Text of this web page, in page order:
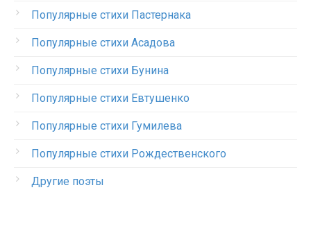
Популярные стихи Пастернака
Популярные стихи Асадова
Популярные стихи Бунина
Популярные стихи Евтушенко
Популярные стихи Гумилева
Популярные стихи Рождественского
Другие поэты